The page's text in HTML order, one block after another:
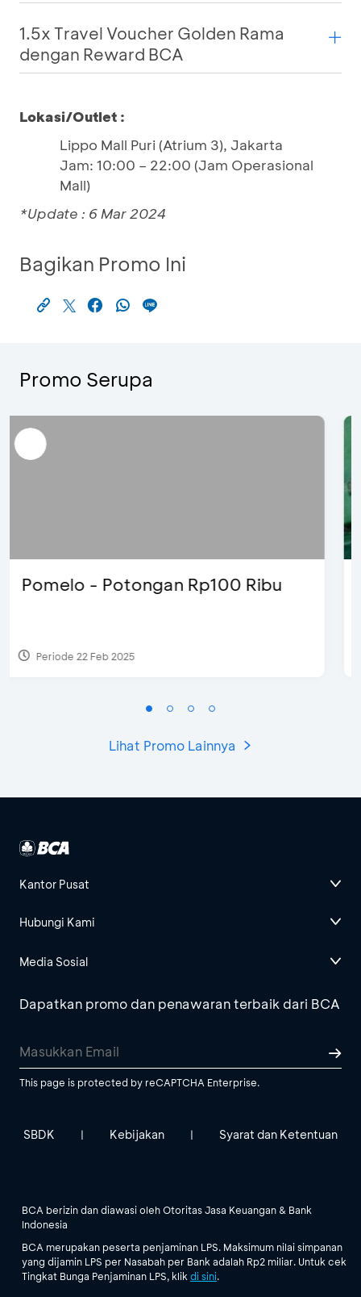
1.5x Travel Voucher Golden Rama
dengan Reward BCA
Lokasi/Outlet :
Lippo Mall Puri (Atrium 3), Jakarta
Jam: 10:00 – 22:00 (Jam Operasional
Mall)
*Update : 6 Mar 2024
Bagikan Promo Ini
Promo Serupa
Justin Bieber
Periode 29 Mar 2022
Lihat Promo Lainnya
Kantor Pusat
Hubungi Kami
Media Sosial
Dapatkan promo dan penawaran terbaik dari BCA
This page is protected by reCAPTCHA Enterprise.
SBDK | Kebijakan | Syarat dan Ketentuan
BCA berizin dan diawasi oleh Otoritas Jasa Keuangan & Bank
Indonesia
BCA merupakan peserta penjaminan LPS. Maksimum nilai simpanan
yang dijamin LPS per Nasabah per Bank adalah Rp2 miliar. Untuk cek
Tingkat Bunga Penjaminan LPS, klik di sini.